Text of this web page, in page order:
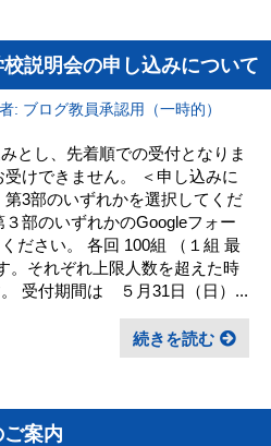
説明会の申し込みについて
: ブログ教員承認用（一時的）
とし、先着順での受付となりま
けできません。 ＜申し込みに
3部のいずれかを選択してくだ
部のいずれかのGoogleフォー
ださい。 各回 100組 （１組 最
。それぞれ上限人数を超えた時
受付期間は ５月31日（日）...
続きを読む
案内